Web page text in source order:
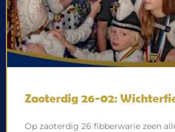
Zaoterdig 26-02:
Op zaoterdig 26 fibberwarie zeen